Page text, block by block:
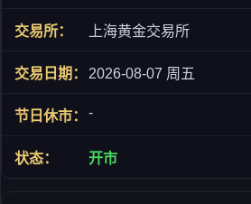
上海黄金交易所
2026-08-07 周五
-
开市